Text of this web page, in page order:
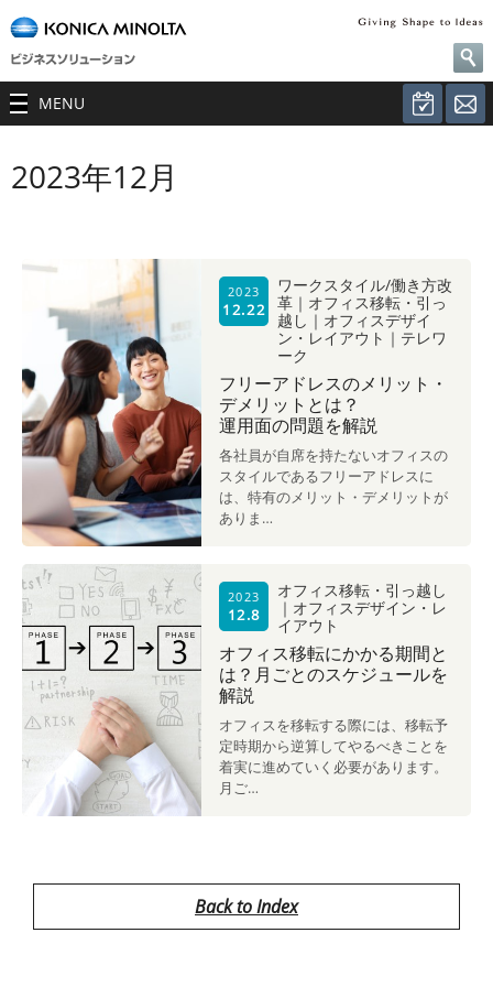
MENU
2023年12月
2023
12.22
ワークスタイル/働き方改
革｜オフィス移転・引っ
越し｜オフィスデザイ
ン・レイアウト｜テレワ
ーク
フリーアドレスのメリット・
デメリットとは？
運用面の問題を解説
各社員が自席を持たないオフィスの
スタイルであるフリーアドレスに
は、特有のメリット・デメリットが
ありま…
2023
12.8
オフィス移転・引っ越し
｜オフィスデザイン・レ
イアウト
オフィス移転にかかる期間と
は？月ごとのスケジュールを
解説
オフィスを移転する際には、移転予
定時期から逆算してやるべきことを
着実に進めていく必要があります。
月ご…
Back to Index